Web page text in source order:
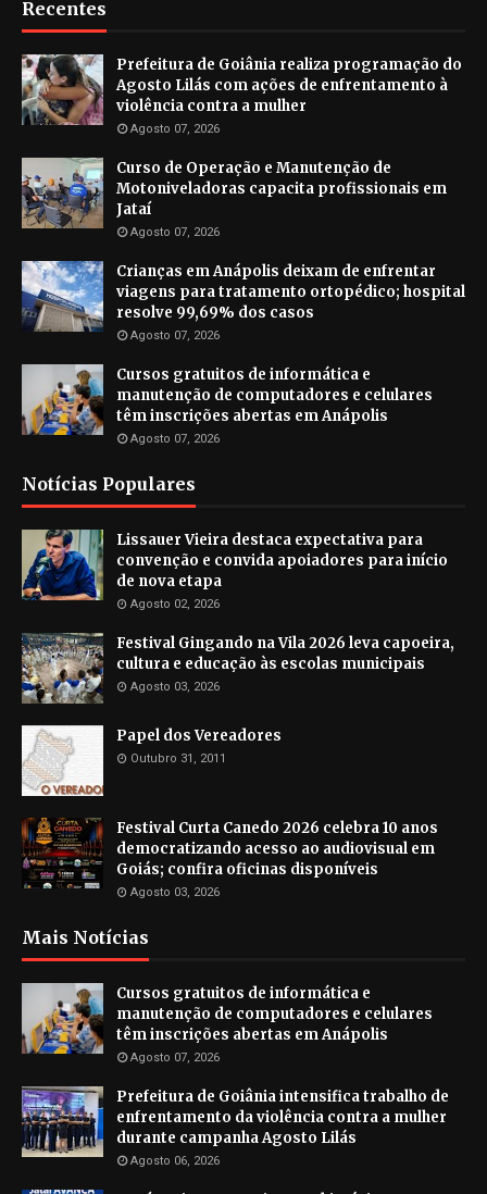
Recentes
Prefeitura de Goiânia realiza programação do
Agosto Lilás com ações de enfrentamento à
violência contra a mulher
Agosto 07, 2026
Curso de Operação e Manutenção de
Motoniveladoras capacita profissionais em
Jataí
Agosto 07, 2026
Crianças em Anápolis deixam de enfrentar
viagens para tratamento ortopédico; hospital
resolve 99,69% dos casos
Agosto 07, 2026
Cursos gratuitos de informática e
manutenção de computadores e celulares
têm inscrições abertas em Anápolis
Agosto 07, 2026
Notícias Populares
Lissauer Vieira destaca expectativa para
convenção e convida apoiadores para início
de nova etapa
Agosto 02, 2026
Festival Gingando na Vila 2026 leva capoeira,
cultura e educação às escolas municipais
Agosto 03, 2026
Papel dos Vereadores
Outubro 31, 2011
Festival Curta Canedo 2026 celebra 10 anos
democratizando acesso ao audiovisual em
Goiás; confira oficinas disponíveis
Agosto 03, 2026
Mais Notícias
Cursos gratuitos de informática e
manutenção de computadores e celulares
têm inscrições abertas em Anápolis
Agosto 07, 2026
Prefeitura de Goiânia intensifica trabalho de
enfrentamento da violência contra a mulher
durante campanha Agosto Lilás
Agosto 06, 2026